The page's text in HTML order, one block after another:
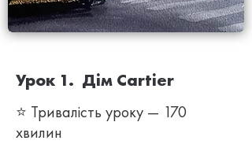
Урок 1. Дім Cartier
⭐ Тривалість уроку — 170
хвилин